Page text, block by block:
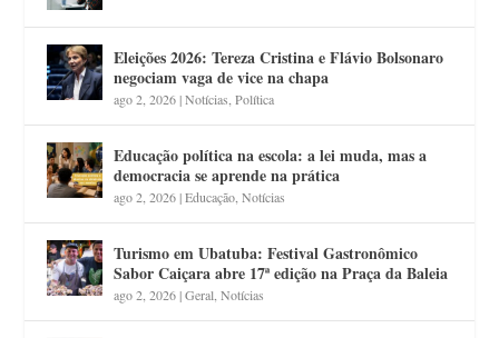
Eleições 2026: Tereza Cristina e Flávio Bolsonaro
negociam vaga de vice na chapa
ago 2, 2026|Notícias,Política
Educação política na escola: a lei muda, mas a
democracia se aprende na prática
ago 2, 2026|Educação,Notícias
Turismo em Ubatuba: Festival Gastronômico
Sabor Caiçara abre 17ª edição na Praça da Baleia
ago 2, 2026|Geral,Notícias